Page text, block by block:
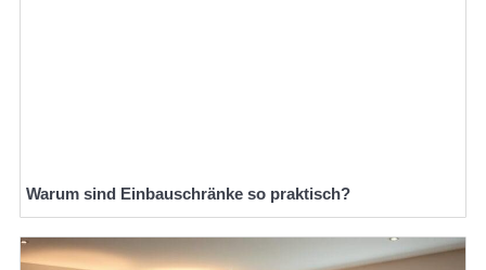
Warum sind Einbauschränke so praktisch?